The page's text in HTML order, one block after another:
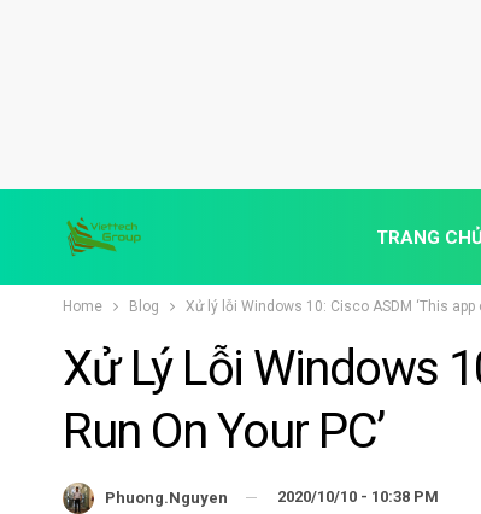
TRANG CHỦ
Home Blog Xử lý lỗi Windows 10: Cisco ASDM ‘This app
Xử Lý Lỗi Windows
Run On Your PC’
Phuong.nguyen 2020/10/10 - 10:38 PM